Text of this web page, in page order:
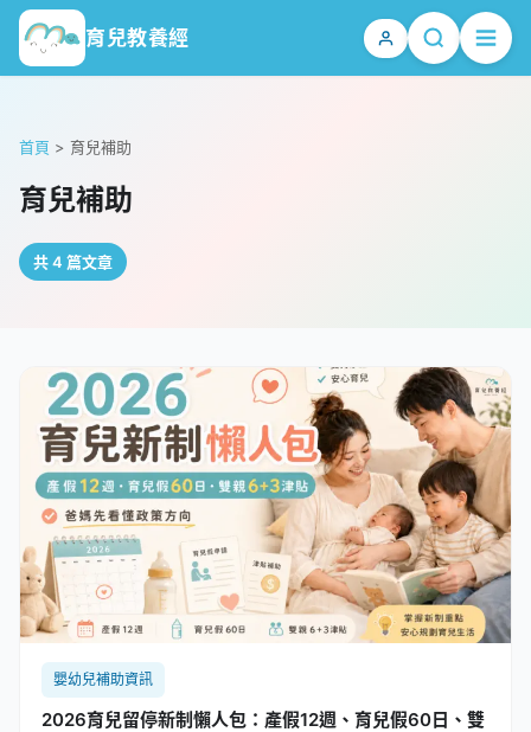
育兒教養經
首頁 > 育兒補助
育兒補助
共 4 篇文章
嬰幼兒補助資訊
2026育兒留停新制懶人包：產假12週、育兒假60日、雙